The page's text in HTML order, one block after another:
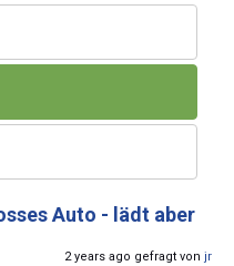
Auto - lädt aber
2 years ago gefragt von jr